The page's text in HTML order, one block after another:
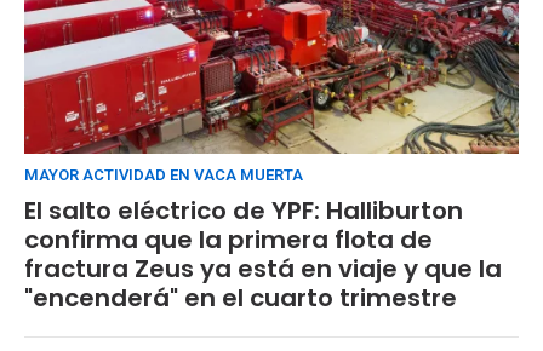
MAYOR ACTIVIDAD EN VACA MUERTA
El salto eléctrico de YPF: Halliburton
confirma que la primera flota de
fractura Zeus ya está en viaje y que la
"encenderá" en el cuarto trimestre